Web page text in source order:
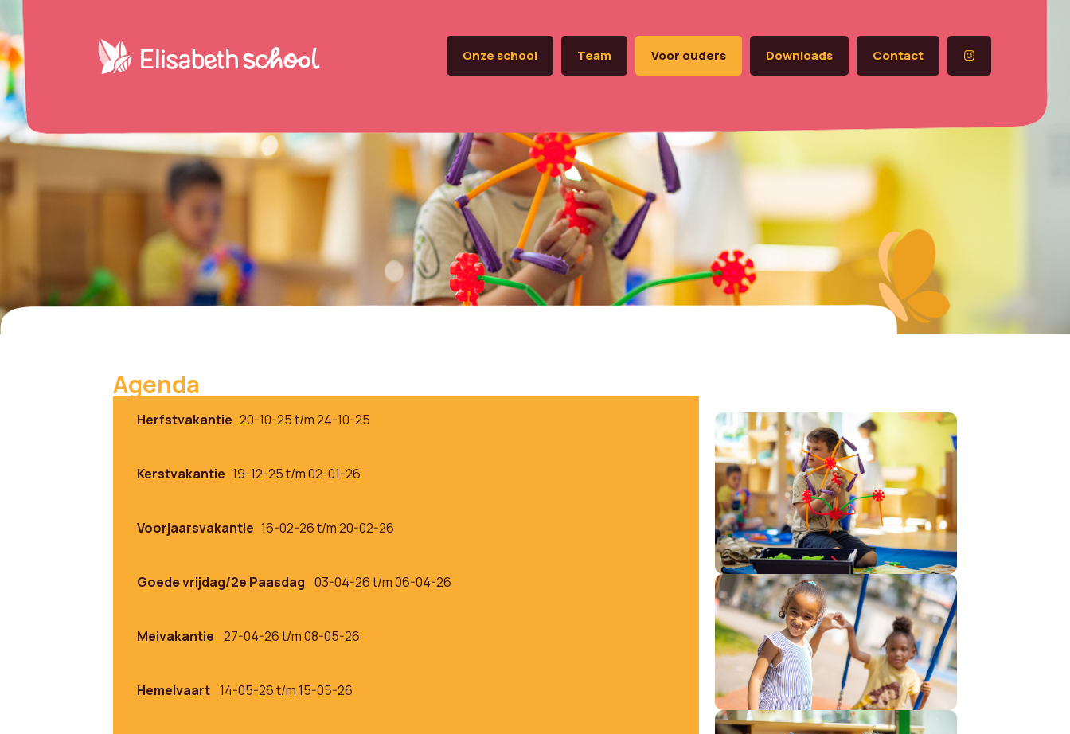
Onze school Team Voor ouders Downloads Contact
Agenda
Herfstvakantie 20-10-25 t/m 24-10-25
Kerstvakantie 19-12-25 t/m 02-01-26
Voorjaarsvakantie 16-02-26 t/m 20-02-26
Goede vrijdag/2e Paasdag 03-04-26 t/m 06-04-26
Meivakantie 27-04-26 t/m 08-05-26
Hemelvaart 14-05-26 t/m 15-05-26